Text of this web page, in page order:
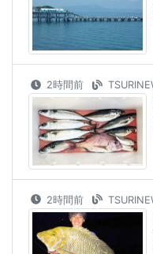
2時間前
2時間前